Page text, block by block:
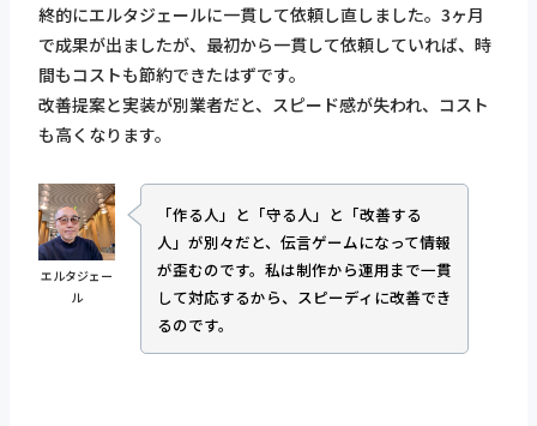
終的にエルタジェールに一貫して依頼し直しました。3ヶ月
で成果が出ましたが、最初から一貫して依頼していれば、時
間もコストも節約できたはずです。
改善提案と実装が別業者だと、スピード感が失われ、コスト
も高くなります。
エルタジェー
ル
「作る人」と「守る人」と「改善する
人」が別々だと、伝言ゲームになって情報
が歪むのです。私は制作から運用まで一貫
して対応するから、スピーディに改善でき
るのです。